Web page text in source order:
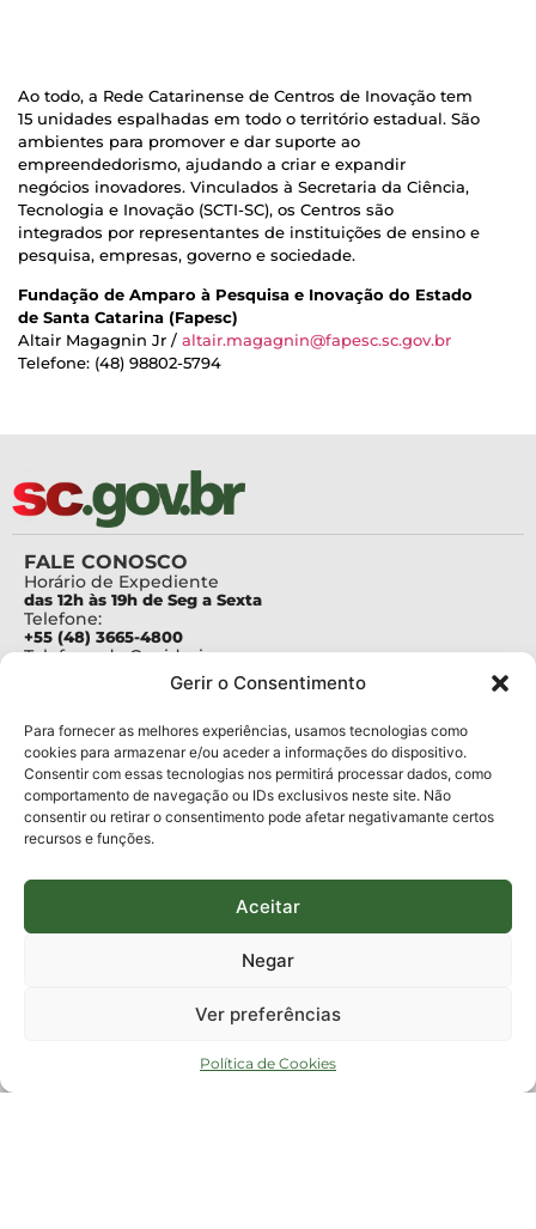
Gerir o Consentimento
Para fornecer as melhores experiências, usamos tecnologias como
cookies para armazenar e/ou aceder a informações do dispositivo.
Consentir com essas tecnologias nos permitirá processar dados, como
comportamento de navegação ou IDs exclusivos neste site. Não
consentir ou retirar o consentimento pode afetar negativamante certos
recursos e funções.
Aceitar
Negar
Ver preferências
Política de Cookies
Ao todo, a Rede Catarinense de Centros de Inovação tem
15 unidades espalhadas em todo o território estadual. São
ambientes para promover e dar suporte ao
empreendedorismo, ajudando a criar e expandir
negócios inovadores. Vinculados à Secretaria da Ciência,
Tecnologia e Inovação (SCTI-SC), os Centros são
integrados por representantes de instituições de ensino e
pesquisa, empresas, governo e sociedade.
Fundação de Amparo à Pesquisa e Inovação do Estado
de Santa Catarina (Fapesc)
Altair Magagnin Jr / altair.magagnin@fapesc.sc.gov.br
Telefone: (48) 98802-5794
FALE CONOSCO
Horário de Expediente
das 12h às 19h de Seg a Sexta
Telefone:
+55 (48) 3665-4800
Telefone da Ouvidoria
Para assuntos relacionados à Pesquisa
pesquisa@fapesc.sc.gov.br
Para assuntos relacionados à Inovação
inovacao@fapesc.sc.gov.br
Para assuntos relacionados à Bolsas
bolsas@fapesc.sc.gov.br
Para assuntos relacionados à Prestação de Contas
Para assuntos relacionados à Plataforma
plataforma@fapesc.sc.gov.br
Jair Artur da Silva dpo@fapesc.sc.gov.br 3665-4831
km 01, Módulo 12A, Edifício Fapesc / Celta, 5° andar